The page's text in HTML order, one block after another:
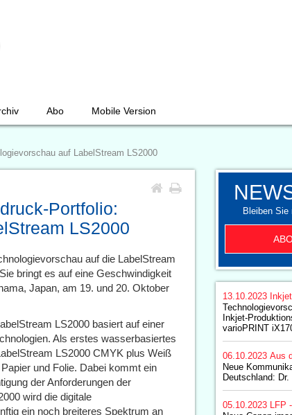
Abo Mobile Version
auf LabelStream LS2000
Portfolio:
LS2000
auf die LabelStream
bringt es auf eine Geschwindigkeit
Japan, am 19. und 20. Oktober
LS2000 basiert auf einer
Als erstes wasserbasiertes
LS2000 CMYK plus Weiß
und Folie. Dabei kommt ein
der Anforderungen der
wird die digitale
ein noch breiteres Spektrum an
Bleiben Sie
13.10.2023
Inkjet-
varioPRINT
06.10.2023 Aus
Neue
Deutschland:
05.10.2023
LFP